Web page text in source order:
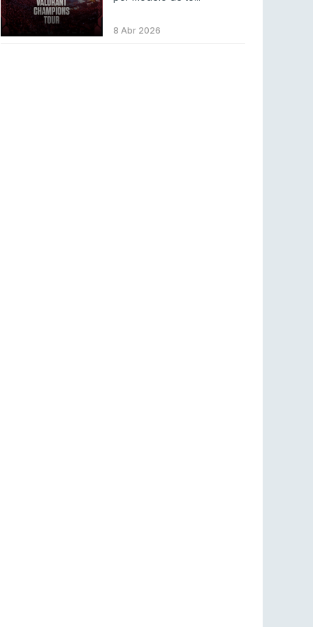
Twitch e Amazon planeiam usar transmissões
para treinar IA
8 Abr 2026